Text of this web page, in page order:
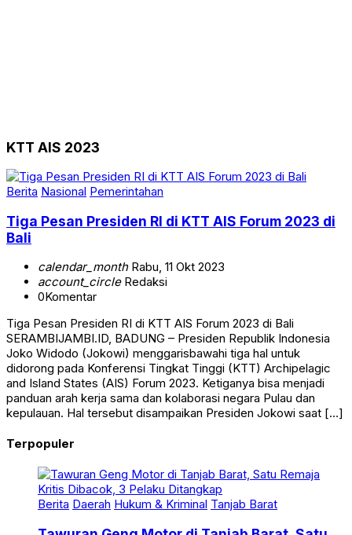
Berita Nasional Pemerintahan
Bali
account_circleRedaksi
0Komentar
SERAMBIJAMBI.ID, BADUNG – Presiden Republik Indonesia
Joko Widodo (Jokowi) menggarisbawahi tiga hal untuk
didorong pada Konferensi Tingkat Tinggi (KTT) Archipelagic
and Island States (AIS) Forum 2023. Ketiganya bisa menjadi
panduan arah kerja sama dan kolaborasi negara Pulau dan
kepulauan. Hal tersebut disampaikan Presiden Jokowi saat […]
Berita Daerah Hukum & Kriminal Tanjab Barat